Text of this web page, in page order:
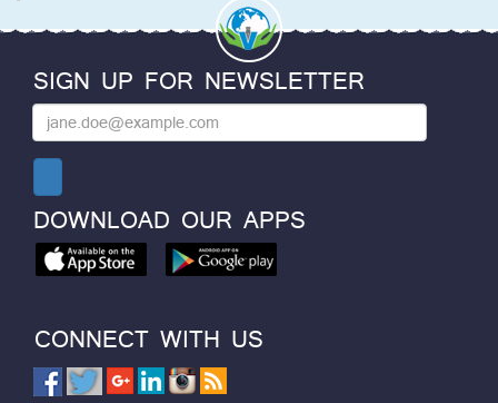
SIGN UP FOR NEWSLETTER
DOWNLOAD OUR APPS
CONNECT WITH US